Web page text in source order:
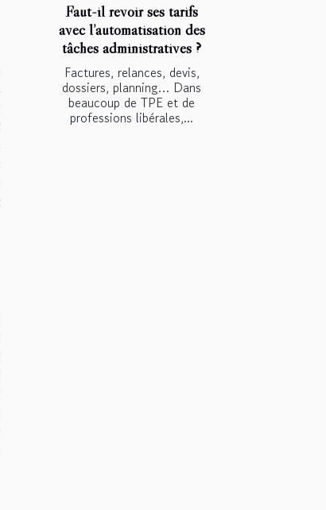
Faut-il revoir ses tarifs
avec l’automatisation des
tâches administratives ?
Factures, relances, devis,
dossiers, planning… Dans
beaucoup de TPE et de
professions libérales,...